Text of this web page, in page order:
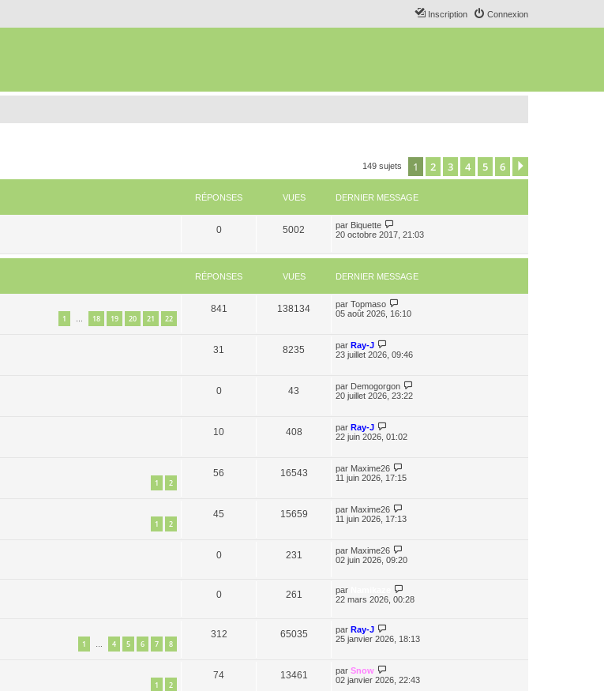
Connexion
Inscription
149 sujets 1 2 3 4 5 6
RÉPONSES VUES DERNIER MESSAGE
0 5002 par Biquette
20 octobre 2017, 21:03
RÉPONSES VUES DERNIER MESSAGE
1 … 18 19 20 21 22
841 138134 par Topmaso
05 août 2026, 16:10
31 8235 par Ray-J
23 juillet 2026, 09:46
0 43 par Demogorgon
20 juillet 2026, 23:22
10 408 par Ray-J
22 juin 2026, 01:02
1 2
56 16543 par Maxime26
11 juin 2026, 17:15
1 2
45 15659 par Maxime26
11 juin 2026, 17:13
0 231 par Maxime26
02 juin 2026, 09:20
0 261 par
22 mars 2026, 00:28
1 … 4 5 6 7 8
312 65035 par Ray-J
25 janvier 2026, 18:13
1 2
74 13461 par Snow
02 janvier 2026, 22:43